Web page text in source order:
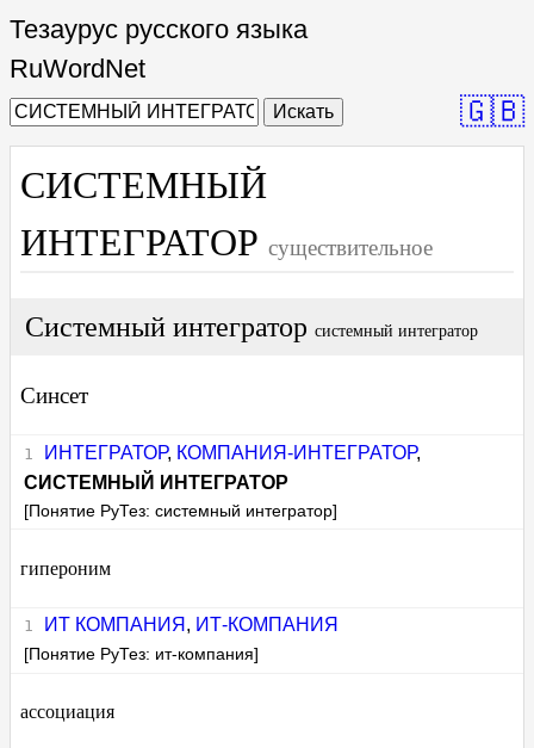
Тезаурус русского языка
RuWordNet
Искать 🇬🇧
СИСТЕМНЫЙ
ИНТЕГРАТОР существительное
Системный интегратор системный интегратор
Синсет
ИНТЕГРАТОР, КОМПАНИЯ-ИНТЕГРАТОР,
СИСТЕМНЫЙ ИНТЕГРАТОР
[Понятие РуТез: системный интегратор]
гипероним
ИТ КОМПАНИЯ , ИТ-КОМПАНИЯ
[Понятие РуТез: ит-компания]
ассоциация